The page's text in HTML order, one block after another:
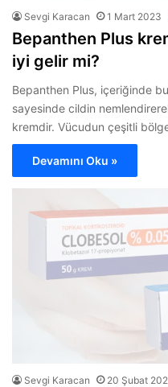
Sevgi Karacan 1 Mart 2023
Bepanthen Plus
iyi gelir mi?
Bepanthen Plus, içeriğinde
sayesinde cildin
kremdir. Vücudun çeşitli
Devamını Oku »
Sevgi Karacan 20 Şubat